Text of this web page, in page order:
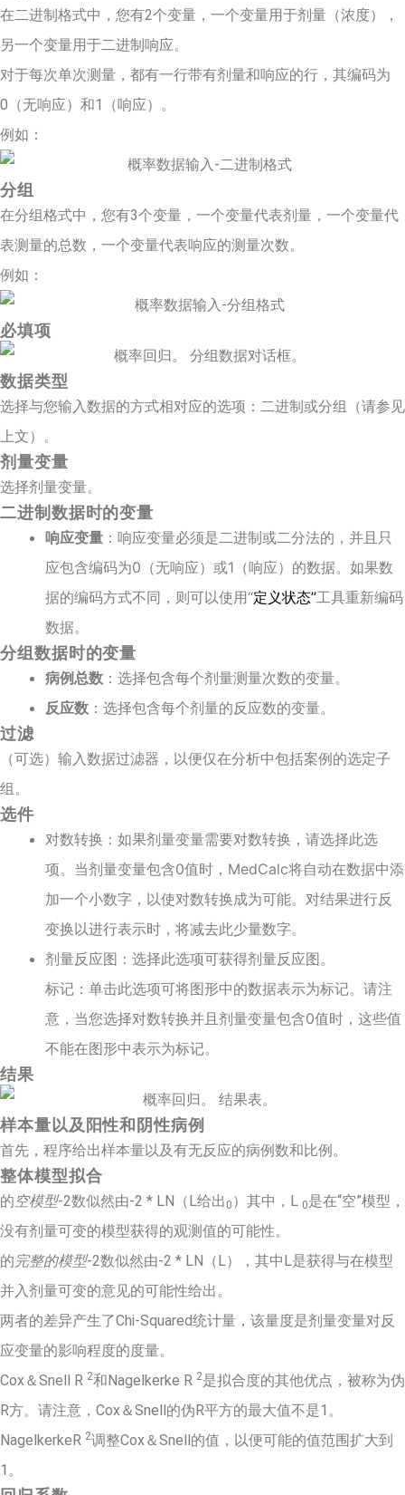
在二进制格式中，您有2个变量，一个变量用于剂量（浓度），
另一个变量用于二进制响应。
对于每次单次测量，都有一行带有剂量和响应的行，其编码为
0（无响应）和1（响应）。
例如：
分组
在分组格式中，您有3个变量，一个变量代表剂量，一个变量代
表测量的总数，一个变量代表响应的测量次数。
例如：
必填项
数据类型
选择与您输入数据的方式相对应的选项：二进制或分组（请参见
上文）。
剂量变量
选择剂量变量。
二进制数据时的变量
响应变量 ：响应变量必须是二进制或二分法的，并且只
应包含编码为0（无响应）或1（响应）的数据。如果数
据的编码方式不同，则可以使用“定义状态”工具重新编码
数据。
分组数据时的变量
病例总数 ：选择包含每个剂量测量次数的变量。
反应数 ：选择包含每个剂量的反应数的变量。
过滤
（可选）输入数据过滤器，以便仅在分析中包括案例的选定子
组。
选件
对数转换：如果剂量变量需要对数转换，请选择此选
项。当剂量变量包含0值时，MedCalc将自动在数据中添
加一个小数字，以使对数转换成为可能。对结果进行反
变换以进行表示时，将减去此少量数字。
剂量反应图：选择此选项可获得剂量反应图。
标记：单击此选项可将图形中的数据表示为标记。请注
意，当您选择对数转换并且剂量变量包含0值时，这些值
不能在图形中表示为标记。
结果
样本量以及阳性和阴性病例
首先，程序给出样本量以及有无反应的病例数和比例。
整体模型拟合
的 空模型-2数似然由-2 * LN（L给出 0 ）其中，L 0是在“空”模型，
没有剂量可变的模型获得的观测值的可能性。
的完整的模型-2数似然由-2 * LN（L），其中L是获得与在模型
并入剂量可变的意见的可能性给出。
两者的差异产生了Chi-Squared统计量，该量度是剂量变量对反
应变量的影响程度的度量。
Cox＆Snell R 2和Nagelkerke R 2是拟合度的其他优点，被称为伪
R方。请注意，Cox＆Snell的伪R平方的最大值不是1。
NagelkerkeR 2调整Cox＆Snell的值，以便可能的值范围扩大到
1。